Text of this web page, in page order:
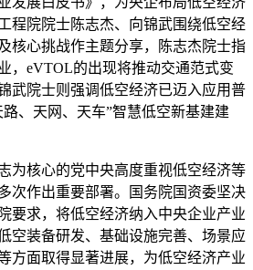
程院院士陈志杰、向锦武围绕低空经
核心挑战作主题分享，陈志杰院士指
，eVTOL的出现将推动交通范式变
武院士则强调低空经济已迈入应用普
、天网、天车”智慧低空新基建建
为核心的党中央高度重视低空经济等
次作出重要部署。国务院国资委坚决
要求，将低空经济纳入中央企业产业
空装备研发、基础设施完善、场景应
方面取得显著进展，为低空经济产业